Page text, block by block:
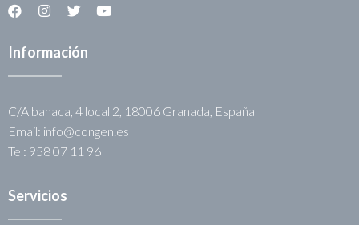
Información
C/Albahaca, 4 local 2, 18006 Granada, España
Email: info@congen.es
Tel: 958 07 11 96
Servicios